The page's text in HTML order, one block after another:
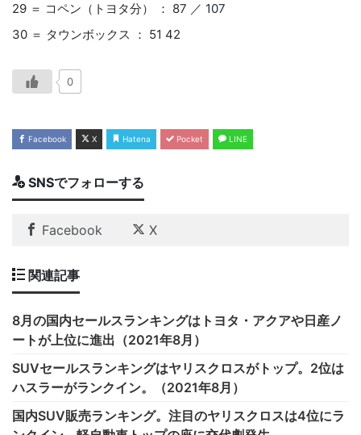
29 ＝ コペン（トヨタ分） ： 87 ／ 107
30 ＝ タウンボックス ： 51 42
0
Facebook X Hatena Pocket LINE
SNSでフォローする
Facebook X
関連記事
8月の国内セールスランキングはトヨタ・アクアや日産ノ
ートが上位に進出（2021年8月）
SUVセールスランキングはヤリスクロスがトップ。2位は
ハスラーがランクイン。（2021年8月）
国内SUV販売ランキング。注目のヤリスクロスは4位にラ